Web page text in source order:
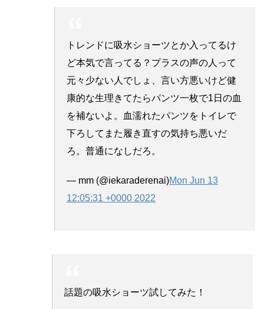
トレンドに吸水ショーツとか入ってるけ
ど本気で言ってる？プラスの声の人って
元々少ない人でしょ、言い方悪いけど健
康的な生理きてたらパンツ一枚で1日の血
を補ないよ。血濡れたパンツをトイレで
下ろしてまた履き直すの気持ち悪いだ
ろ。普通になしだろ。
— mm (@iekaraderenai)Mon Jun 13
12:05:31 +0000 2022
話題の吸水ショーツ試してみた！